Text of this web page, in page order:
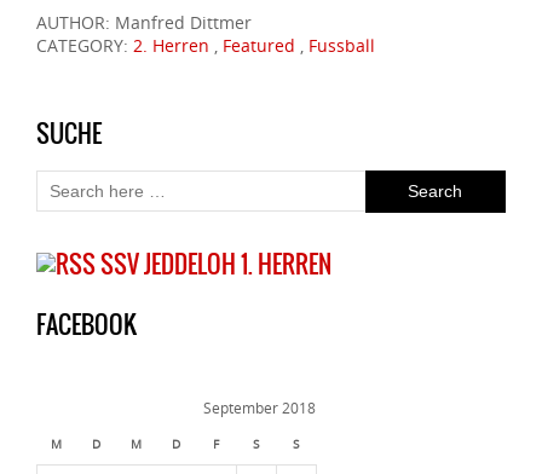
AUTHOR: Manfred Dittmer
CATEGORY: 2. Herren , Featured , Fussball
SUCHE
SSV JEDDELOH 1. HERREN
FACEBOOK
September 2018
M D M D F S S